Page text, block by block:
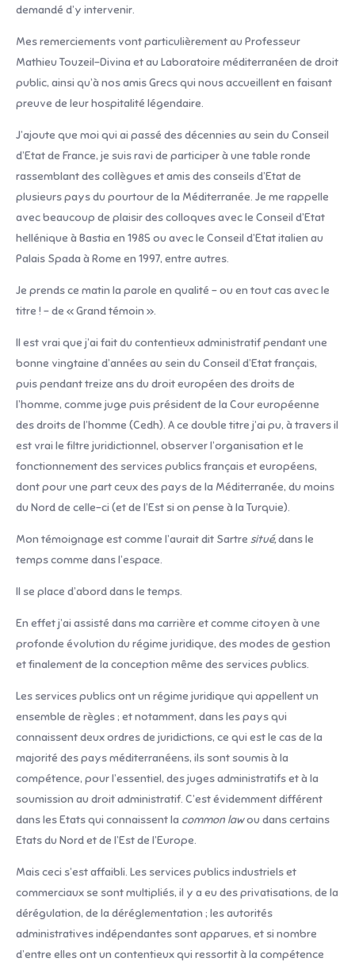
demandé d’y intervenir.
Mes remerciements vont particulièrement au Professeur
Mathieu Touzeil-Divina et au Laboratoire méditerranéen de droit
public, ainsi qu’à nos amis Grecs qui nous accueillent en faisant
preuve de leur hospitalité légendaire.
J’ajoute que moi qui ai passé des décennies au sein du Conseil
d’Etat de France, je suis ravi de participer à une table ronde
rassemblant des collègues et amis des conseils d’Etat de
plusieurs pays du pourtour de la Méditerranée. Je me rappelle
avec beaucoup de plaisir des colloques avec le Conseil d’Etat
hellénique à Bastia en 1985 ou avec le Conseil d’Etat italien au
Palais Spada à Rome en 1997, entre autres.
Je prends ce matin la parole en qualité – ou en tout cas avec le
titre ! – de « Grand témoin ».
Il est vrai que j’ai fait du contentieux administratif pendant une
bonne vingtaine d’années au sein du Conseil d’Etat français,
puis pendant treize ans du droit européen des droits de
l’homme, comme juge puis président de la Cour européenne
des droits de l’homme (Cedh). A ce double titre j’ai pu, à travers il
est vrai le filtre juridictionnel, observer l’organisation et le
fonctionnement des services publics français et européens,
dont pour une part ceux des pays de la Méditerranée, du moins
du Nord de celle-ci (et de l’Est si on pense à la Turquie).
Mon témoignage est comme l’aurait dit Sartre situé,dans le
temps comme dans l’espace.
Il se place d’abord dans le temps.
En effet j’ai assisté dans ma carrière et comme citoyen à une
profonde évolution du régime juridique, des modes de gestion
et finalement de la conception même des services publics.
Les services publics ont un régime juridique qui appellent un
ensemble de règles ; et notamment, dans les pays qui
connaissent deux ordres de juridictions, ce qui est le cas de la
majorité des pays méditerranéens, ils sont soumis à la
compétence, pour l’essentiel, des juges administratifs et à la
soumission au droit administratif. C’est évidemment différent
dans les Etats qui connaissent la common lawou dans certains
Etats du Nord et de l’Est de l’Europe.
Mais ceci s’est affaibli. Les services publics industriels et
commerciaux se sont multipliés, il y a eu des privatisations, de la
dérégulation, de la déréglementation ; les autorités
administratives indépendantes sont apparues, et si nombre
d’entre elles ont un contentieux qui ressortit à la compétence